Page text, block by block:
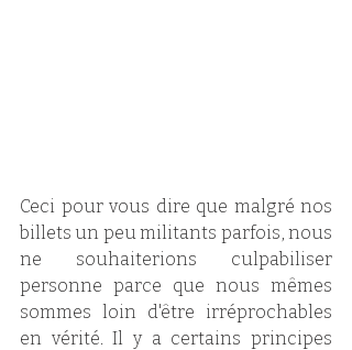
Ceci pour vous dire que malgré nos
billets un peu militants parfois, nous
ne souhaiterions culpabiliser
personne parce que nous mêmes
sommes loin d'être irréprochables
en vérité. Il y a certains principes